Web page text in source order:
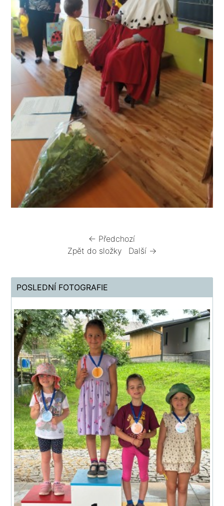
← Předchozí
Zpět do složky
Další →
POSLEDNÍ FOTOGRAFIE